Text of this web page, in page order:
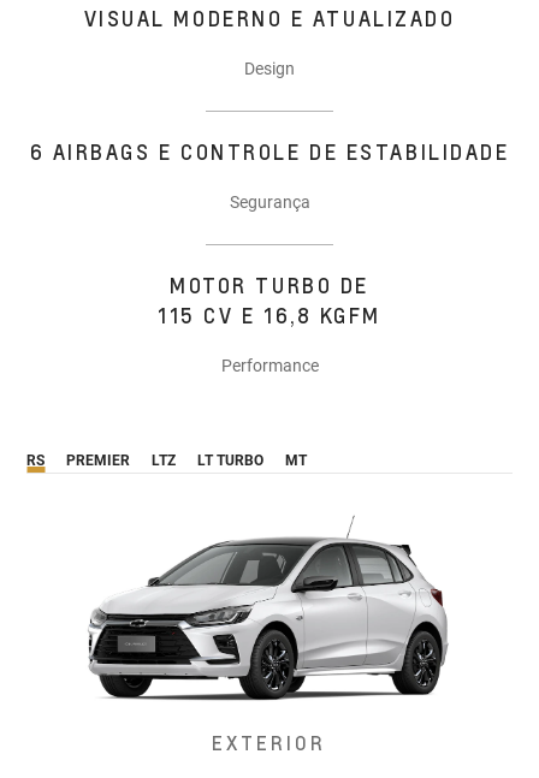
VISUAL MODERNO E ATUALIZADO
Design
6 AIRBAGS E CONTROLE DE ESTABILIDADE
Segurança
MOTOR TURBO DE
115 CV E 16,8 KGFM
Performance
RS PREMIER LTZ LT TURBO MT
EXTERIOR